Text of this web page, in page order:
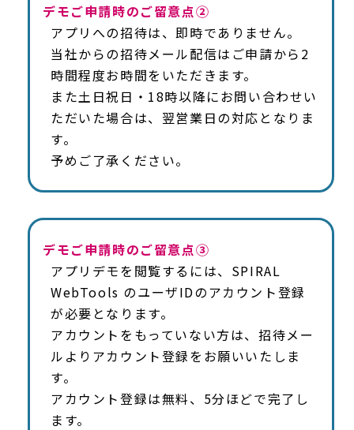
デモご申請時のご留意点②
アプリへの招待は、即時でありません。
当社からの招待メール配信はご申請から2
時間程度お時間をいただきます。
また土日祝日・18時以降にお問い合わせい
ただいた場合は、翌営業日の対応となりま
す。
予めご了承ください。
デモご申請時のご留意点③
アプリデモを閲覧するには、SPIRAL
WebTools のユーザIDのアカウント登録
が必要となります。
アカウントをもっていない方は、招待メー
ルよりアカウント登録をお願いいたしま
す。
アカウント登録は無料、5分ほどで完了し
ます。